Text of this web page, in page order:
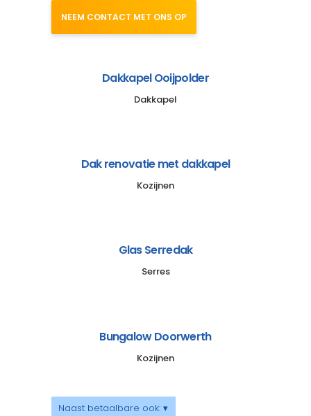
NEEM CONTACT MET ONS OP
Dakkapel Ooijpolder
Dakkapel
Dak renovatie met dakkapel
Kozijnen
Glas Serredak
Serres
Bungalow Doorwerth
Kozijnen
Naast betaalbare ook: ▾